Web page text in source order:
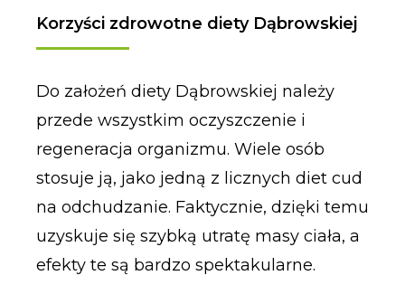
Korzyści zdrowotne diety Dąbrowskiej
Do założeń diety Dąbrowskiej należy
przede wszystkim oczyszczenie i
regeneracja organizmu. Wiele osób
stosuje ją, jako jedną z licznych diet cud
na odchudzanie. Faktycznie, dzięki temu
uzyskuje się szybką utratę masy ciała, a
efekty te są bardzo spektakularne.